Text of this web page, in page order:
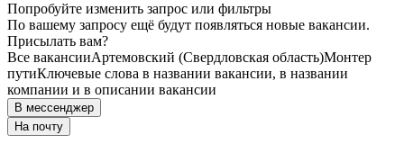
Попробуйте изменить запрос или фильтры
По вашему запросу ещё будут появляться новые вакансии.
Присылать вам?
Все вакансииАртемовский (Свердловская область)Монтер
путиКлючевые слова в названии вакансии, в названии
компании и в описании вакансии
В мессенджер
На почту